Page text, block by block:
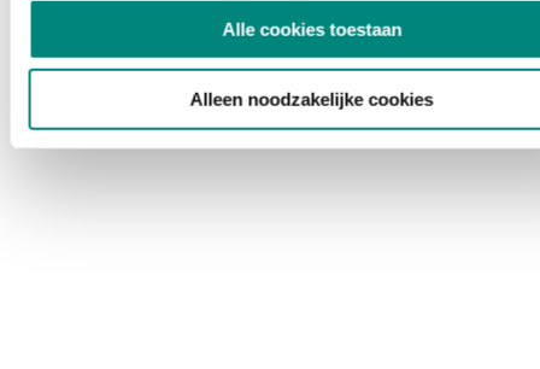
Alle cookies toestaan
Alleen noodzakelijke cookies